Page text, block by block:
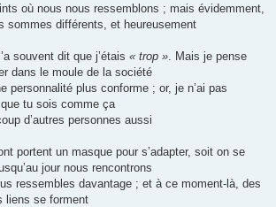
où nous nous ressemblons ; mais évidemment,
sommes différents, et heureusement
souvent dit que j’étais « trop » . Mais je pense
dans le moule de la société
personnalité plus conforme ; or, je n’ai pas
tu sois comme ça
d’autres personnes aussi
portent un masque pour s’adapter, soit on se
jour nous rencontrons
ressembles davantage ; et à ce moment-là, des
liens se forment